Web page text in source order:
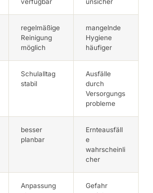
regelmäßige
Reinigung
möglich
mangelnde
Hygiene
häufiger
Schulalltag
stabil
Ausfälle
durch
Versorgungs
probleme
besser
planbar
Ernteausfäll
e
wahrscheinli
cher
Anpassung
Gefahr